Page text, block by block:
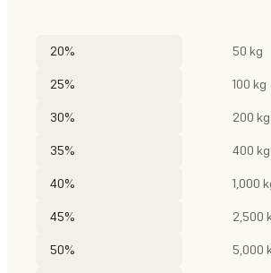
20% 50 kg
25% 100 kg
30% 200 kg
35% 400 kg
40% 1,000
45% 2,500
50% 5,000